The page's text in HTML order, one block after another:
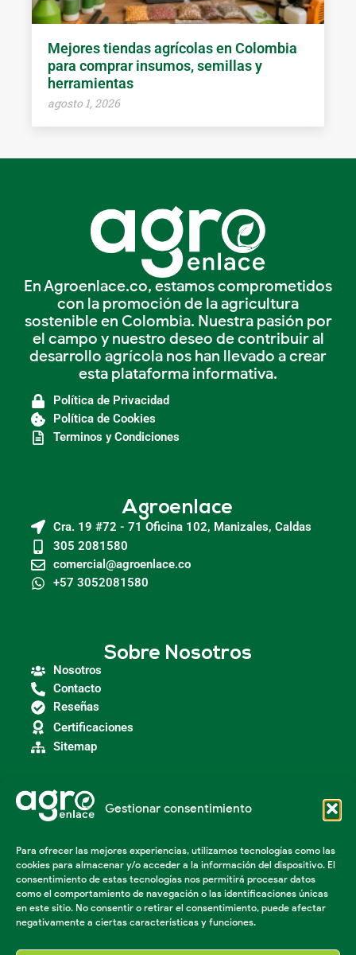
Gestionar consentimiento
Para ofrecer las mejores experiencias, utilizamos tecnologías como las
cookies para almacenar y/o acceder a la información del dispositivo. El
consentimiento de estas tecnologías nos permitirá procesar datos
como el comportamiento de navegación o las identificaciones únicas
en este sitio. No consentir o retirar el consentimiento, puede afectar
negativamente a ciertas características y funciones.
Mejores tiendas agrícolas en Colombia
para comprar insumos, semillas y
herramientas
agosto 1, 2026
En Agroenlace.co, estamos comprometidos
con la promoción de la agricultura
sostenible en Colombia. Nuestra pasión por
el campo y nuestro deseo de contribuir al
desarrollo agrícola nos han llevado a crear
esta plataforma informativa.
Política de Privacidad
Política de Cookies
Terminos y Condiciones
Agroenlace
Cra. 19 #72 - 71 Oficina 102, Manizales, Caldas
305 2081580
comercial@agroenlace.co
+57 3052081580
Sobre Nosotros
Nosotros
Contacto
Reseñas
Certificaciones
Sitemap
Categorías
Insumos Agrícolas
Maquinaria Agroindustrial
Maquinaria Industrial
Acondicionador de suelos
Herramientas Agricolas